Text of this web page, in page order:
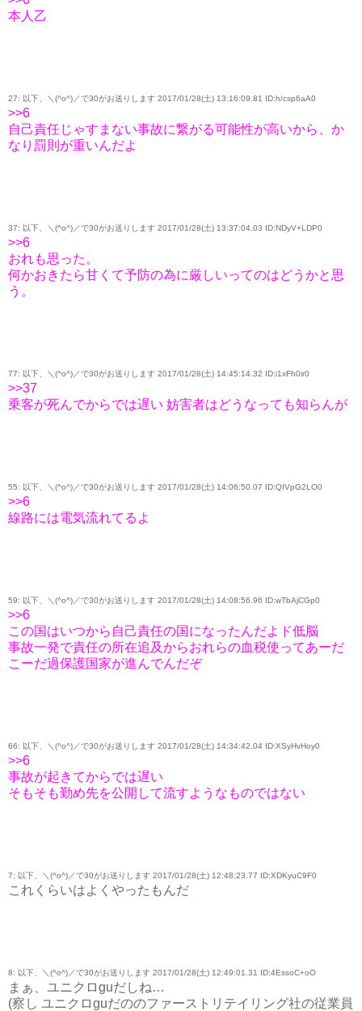
本人乙
27: 以下、＼(^o^)／で30がお送りします 2017/01/28(土) 13:16:09.81 ID:h/csp6aA0
>>6
自己責任じゃすまない事故に繋がる可能性が高いから、か
なり罰則が重いんだよ
37: 以下、＼(^o^)／で30がお送りします 2017/01/28(土) 13:37:04.03 ID:NDyV+LDP0
>>6
おれも思った。
何かおきたら甘くて予防の為に厳しいってのはどうかと思
う。
77: 以下、＼(^o^)／で30がお送りします 2017/01/28(土) 14:45:14.32 ID:i1xFh0ir0
>>37
乗客が死んでからでは遅い 妨害者はどうなっても知らんが
55: 以下、＼(^o^)／で30がお送りします 2017/01/28(土) 14:06:50.07 ID:QIVpG2LO0
>>6
線路には電気流れてるよ
59: 以下、＼(^o^)／で30がお送りします 2017/01/28(土) 14:08:56.96 ID:wTbAjCGp0
>>6
この国はいつから自己責任の国になったんだよド低脳
事故一発で責任の所在追及からおれらの血税使ってあーだ
こーだ過保護国家が進んでんだぞ
66: 以下、＼(^o^)／で30がお送りします 2017/01/28(土) 14:34:42.04 ID:XSyHvHoy0
>>6
事故が起きてからでは遅い
そもそも勤め先を公開して流すようなものではない
7: 以下、＼(^o^)／で30がお送りします 2017/01/28(土) 12:48:23.77 ID:XDKyuC9F0
これくらいはよくやったもんだ
8: 以下、＼(^o^)／で30がお送りします 2017/01/28(土) 12:49:01.31 ID:4EssoC+oO
まぁ、ユニクロguだしね…
(察し ユニクロguだののファーストリテイリング社の従業員